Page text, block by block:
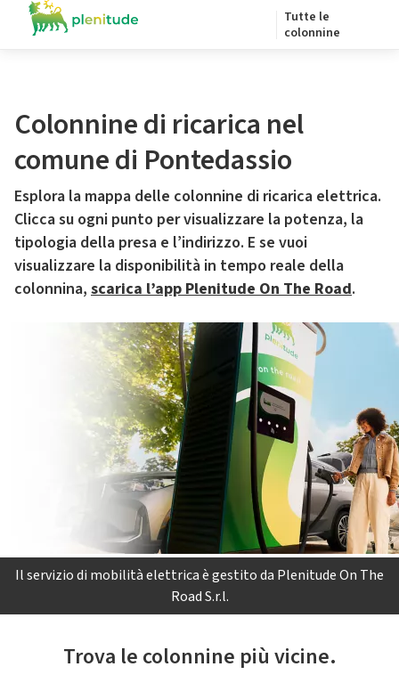
Tutte le
colonnine
Colonnine di ricarica nel
comune di Pontedassio
Esplora la mappa delle colonnine di ricarica elettrica.
Clicca su ogni punto per visualizzare la potenza, la
tipologia della presa e l’indirizzo. E se vuoi
visualizzare la disponibilità in tempo reale della
colonnina, scarica l’app Plenitude On The Road.
Il servizio di mobilità elettrica è gestito da Plenitude On The
Road S.r.l.
Trova le colonnine più vicine.